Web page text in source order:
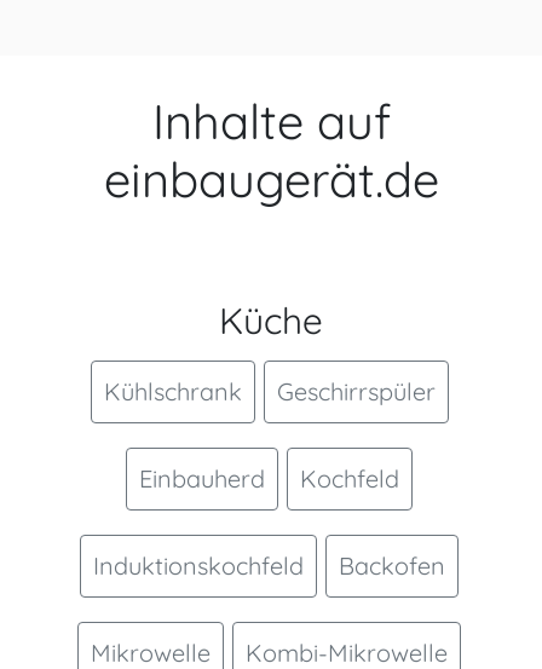
Inhalte auf
einbaugerät.de
Küche
Kühlschrank Geschirrspüler
Einbauherd Kochfeld
Induktionskochfeld Backofen
Mikrowelle Kombi-Mikrowelle